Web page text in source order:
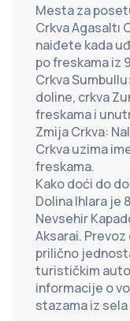
Mesta za
Crkva Agasaltı
naiđete kada
po freskama iz
Crkva
doline, crkva
freskama i
Zmija Crkva:
Crkva uzima
freskama.
Kako doći do
Dolina Ihlara je
Nevsehir
Aksarai.
prilično
turističkim
informacije o
stazama iz